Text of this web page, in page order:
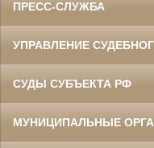
ПРЕСС-СЛУЖБА
УПРАВЛЕНИЕ
СУДЫ СУБЪЕКТА РФ
МУНИЦИПАЛЬНЫЕ